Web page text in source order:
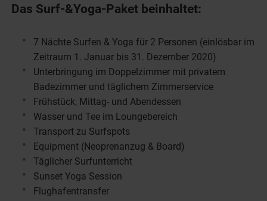
Das Surf-&Yoga-Paket beinhaltet:
7 Nächte Surfen & Yoga für 2 Personen (einlösbar im
Zeitraum 1. Januar bis 31. Dezember 2020)
Unterbringung im Doppelzimmer mit privatem
Badezimmer und täglichem Zimmerservice
Frühstück, Mittag- und Abendessen
Wasser und Tee im Loungebereich
Transport zu Surfspots
Equipment (Neoprenanzug & Board)
Täglicher Surfunterricht
Sunset Yoga Session
Flughafentransfer